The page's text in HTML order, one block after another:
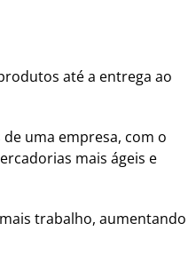
até a entrega ao
uma empresa, com o
mais ágeis e
trabalho, aumentando